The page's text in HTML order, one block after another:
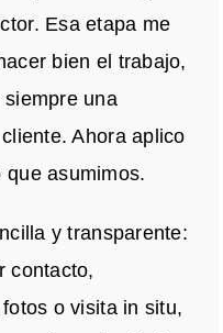
Esa etapa me
bien el trabajo,
una
Ahora aplico
asumimos.
y transparente:
contacto,
o visita in situ,